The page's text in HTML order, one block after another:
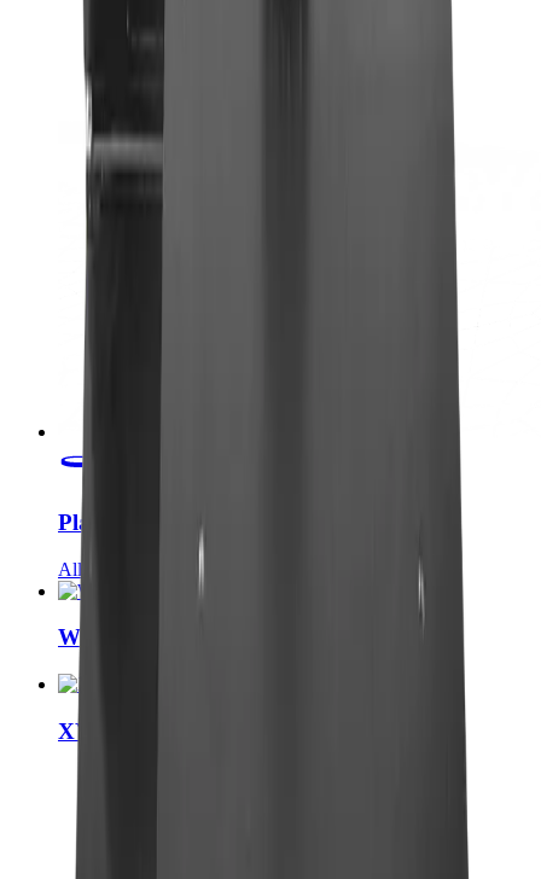
Plattformen & Schwenktische
Alle anzeigen
Winkelverstellbarer Objekttisch
XY Tisch mit Feintrieb für Durchlicht